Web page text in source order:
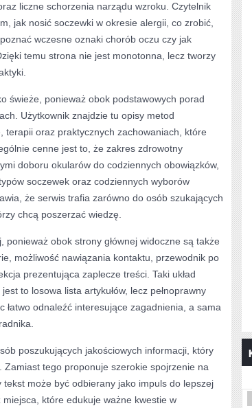
liczne schorzenia narządu wzroku. Czytelnik
jak nosić soczewki w okresie alergii, co zrobić,
wczesne oznaki chorób oczu czy jak
temu strona nie jest monotonna, lecz tworzy
świeże, ponieważ obok podstawowych porad
Użytkownik znajdzie tu opisy metod
terapii oraz praktycznych zachowaniach, które
cenne jest to, że zakres zdrowotny
doboru okularów do codziennych obowiązków,
soczewek oraz codziennych wyborów
że serwis trafia zarówno do osób szukających
chcą poszerzać wiedzę.
obok strony głównej widoczne są także
możliwość nawiązania kontaktu, przewodnik po
prezentująca zaplecze treści. Taki układ
to losowa lista artykułów, lecz pełnoprawny
łatwo odnaleźć interesujące zagadnienia, a sama
poszukujących jakościowych informacji, który
tego proponuje szerokie spojrzenie na
może być odbierany jako impuls do lepszej
które edukuje ważne kwestie w